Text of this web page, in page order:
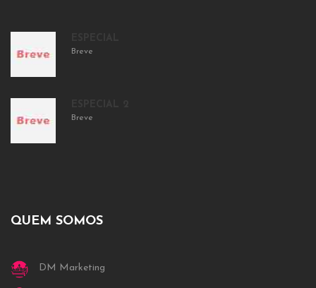
Breve
Breve
QUEM SOMOS
DM Marketing